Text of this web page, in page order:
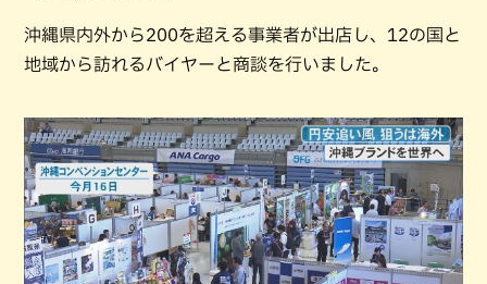
沖縄県内外から200を超える事業者が出店し、12の国と
地域から訪れるバイヤーと商談を行いました。